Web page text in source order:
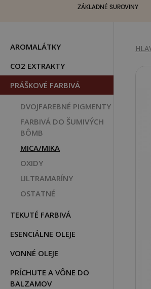
ZÁKLADNÉ SUROVINY
AROMALÁTKY
CO2 EXTRAKTY
PRÁŠKOVÉ FARBIVÁ
DVOJFAREBNÉ PIGMENTY
FARBIVÁ DO ŠUMIVÝCH
BÔMB
MICA/MIKA
OXIDY
ULTRAMARÍNY
OSTATNÉ
TEKUTÉ FARBIVÁ
ESENCIÁLNE OLEJE
VONNÉ OLEJE
PRÍCHUTE A VÔNE DO
BALZAMOV